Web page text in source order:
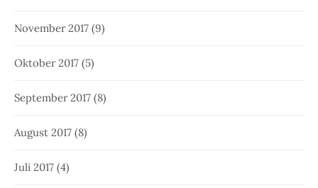
November 2017 (9)
Oktober 2017 (5)
September 2017 (8)
August 2017 (8)
Juli 2017 (4)